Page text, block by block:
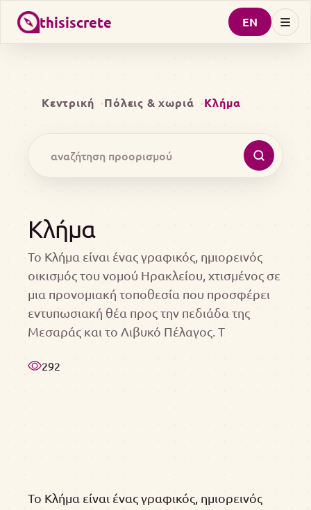
thisiscrete EN
Κεντρική Πόλεις & χωριά Κλήμα
Κλήμα
Το Κλήμα είναι ένας γραφικός, ημιορεινός
οικισμός του νομού Ηρακλείου, χτισμένος σε
μια προνομιακή τοποθεσία που προσφέρει
εντυπωσιακή θέα προς την πεδιάδα της
Μεσαράς και το Λιβυκό Πέλαγος. Τ
292
Το Κλήμα είναι ένας γραφικός, ημιορεινός